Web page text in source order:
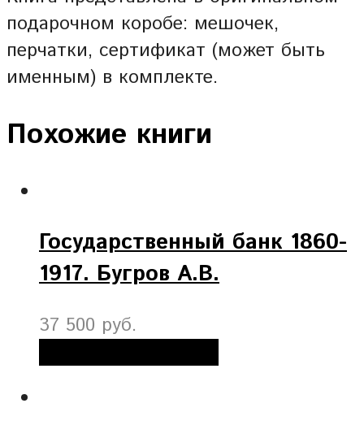
подарочном коробе: мешочек,
перчатки, сертификат (может быть
именным) в комплекте.
Похожие книги
Государственный банк 1860-
1917. Бугров А.В.
37 500 руб.